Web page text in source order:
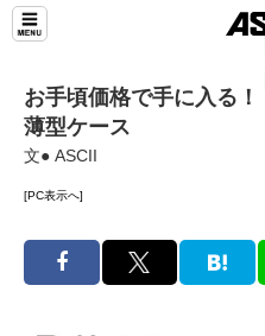
お手頃価格で手に入る
薄型ケース
文● ASCII
[PC表示へ]